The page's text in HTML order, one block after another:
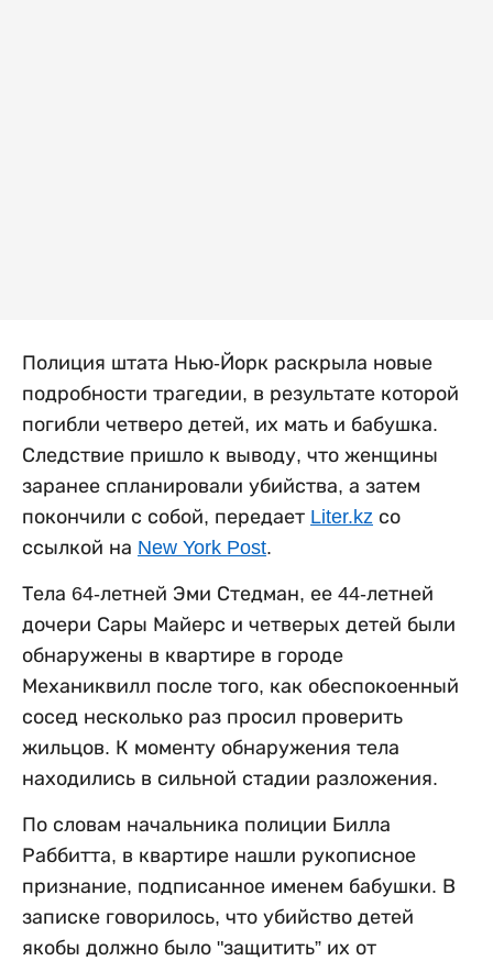
Полиция штата Нью-Йорк раскрыла новые
подробности трагедии, в результате которой
погибли четверо детей, их мать и бабушка.
Следствие пришло к выводу, что женщины
заранее спланировали убийства, а затем
покончили с собой, передает Liter.kz со
ссылкой на New York Post.
Тела 64-летней Эми Стедман, ее 44-летней
дочери Сары Майерс и четверых детей были
обнаружены в квартире в городе
Механиквилл после того, как обеспокоенный
сосед несколько раз просил проверить
жильцов. К моменту обнаружения тела
находились в сильной стадии разложения.
По словам начальника полиции Билла
Раббитта, в квартире нашли рукописное
признание, подписанное именем бабушки. В
записке говорилось, что убийство детей
якобы должно было "защитить” их от